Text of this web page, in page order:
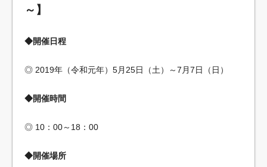
～】
◆開催日程
◎ 2019年（令和元年）5月25日（土）～7月7日（日）
◆開催時間
◎ 10：00～18：00
◆開催場所